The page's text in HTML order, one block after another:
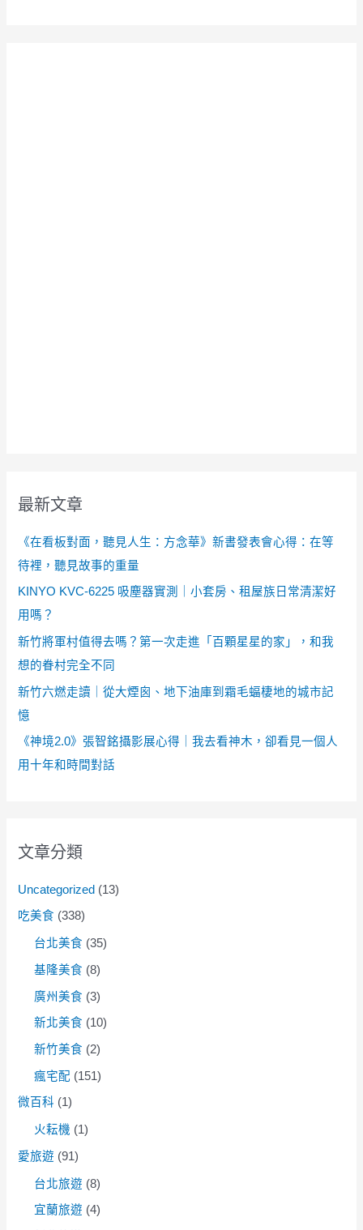
最新文章
《在看板對面，聽見人生：方念華》新書發表會心得：在等
待裡，聽見故事的重量
KINYO KVC-6225 吸塵器實測｜小套房、租屋族日常清潔好
用嗎？
新竹將軍村值得去嗎？第一次走進「百顆星星的家」，和我
想的眷村完全不同
新竹六燃走讀｜從大煙囪、地下油庫到霜毛蝠棲地的城市記
憶
《神境2.0》張智銘攝影展心得｜我去看神木，卻看見一個人
用十年和時間對話
文章分類
Uncategorized (13)
吃美食 (338)
台北美食 (35)
基隆美食 (8)
廣州美食 (3)
新北美食 (10)
新竹美食 (2)
瘋宅配 (151)
微百科 (1)
火耘機 (1)
愛旅遊 (91)
台北旅遊 (8)
宜蘭旅遊 (4)